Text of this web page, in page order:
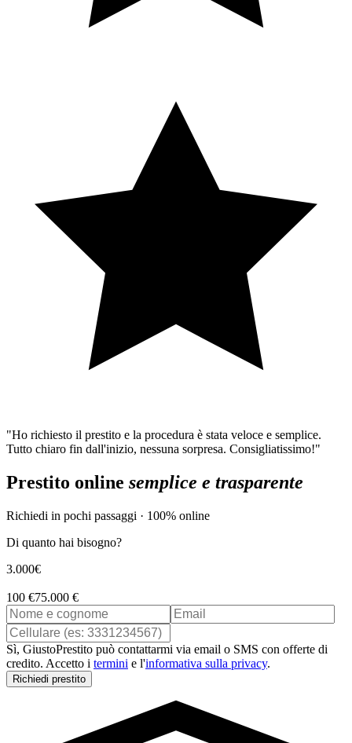
"Ho richiesto il prestito e la procedura è stata veloce e semplice.
Tutto chiaro fin dall'inizio, nessuna sorpresa. Consigliatissimo!"
Prestito online semplice e trasparente
Richiedi in pochi passaggi · 100% online
Di quanto hai bisogno?
3.000€
100 €75.000 €
Sì, GiustoPrestito può contattarmi via email o SMS con offerte di
credito. Accetto i termini e l'informativa sulla privacy.
Richiedi prestito